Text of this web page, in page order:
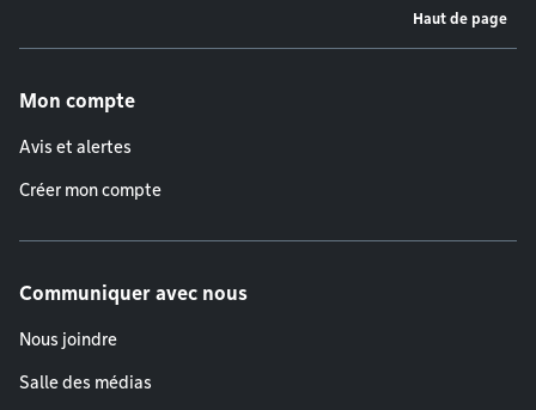
Haut de page
Mon compte
Avis et alertes
Créer mon compte
Communiquer avec nous
Nous joindre
Salle des médias